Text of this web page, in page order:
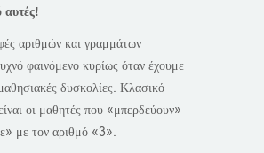
αυτές!
αριθμών και γραμμάτων
φαινόμενο κυρίως όταν έχουμε
δυσκολίες. Κλασικό
οι μαθητές που «μπερδεύουν»
με τον αριθμό «3».